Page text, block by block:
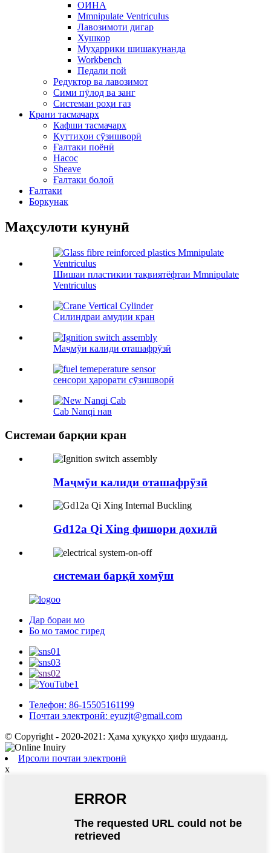
ОИНА
Mmnipulate Ventriculus
Лавозимоти дигар
Хушкор
Муҳаррики шишакунанда
Workbench
Педали пой
Редуктор ва лавозимот
Сими пӯлод ва занг
Системаи роҳи газ
Крани тасмачарх
Кафши тасмачарх
Қуттиҳои сӯзишворӣ
Ғалтаки поёнӣ
Насос
Sheave
Ғалтаки болоӣ
Ғалтаки
Боркунак
Маҳсулоти кунунӣ
Шишаи пластикии тақвиятёфтаи Mmnipulate
Ventriculus
Силиндраи амудии кран
Маҷмӯи калиди оташафрӯзӣ
сенсори ҳарорати сӯзишворӣ
Cab Nanqi нав
Системаи барқии кран
Маҷмӯи калиди оташафрӯзӣ
Gd12a Qi Xing фишори дохилӣ
системаи барқӣ хомӯш
Дар бораи мо
Бо мо тамос гиред
Телефон: 86-15505161199
Почтаи электронӣ: eyuzjt@gmail.com
© Copyright - 2020-2021: Ҳама ҳуқуқҳо ҳифз шудаанд.
Ирсоли почтаи электронӣ
x